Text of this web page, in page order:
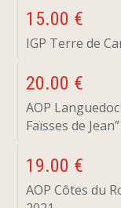
15.00 €
IGP Terre de
20.00 €
AOP
Faïsses de
19.00 €
AOP Côtes du